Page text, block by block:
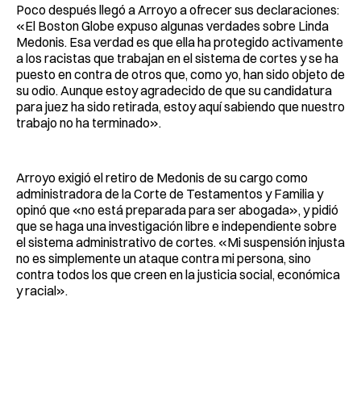
Poco después llegó a Arroyo a ofrecer sus declaraciones:
«El Boston Globe expuso algunas verdades sobre Linda
Medonis. Esa verdad es que ella ha protegido activamente
a los racistas que trabajan en el sistema de cortes y se ha
puesto en contra de otros que, como yo, han sido objeto de
su odio. Aunque estoy agradecido de que su candidatura
para juez ha sido retirada, estoy aquí sabiendo que nuestro
trabajo no ha terminado».
Arroyo exigió el retiro de Medonis de su cargo como
administradora de la Corte de Testamentos y Familia y
opinó que «no está preparada para ser abogada», y pidió
que se haga una investigación libre e independiente sobre
el sistema administrativo de cortes. «Mi suspensión injusta
no es simplemente un ataque contra mi persona, sino
contra todos los que creen en la justicia social, económica
y racial».